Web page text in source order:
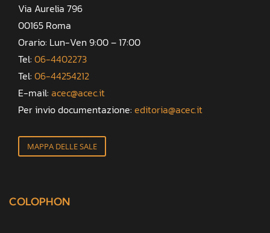
Via Aurelia 796
00165 Roma
Orario: Lun-Ven 9:00 – 17:00
Tel: 06-4402273
Tel: 06-44254212
E-mail: acec@acec.it
Per invio documentazione: editoria@acec.it
MAPPA DELLE SALE
COLOPHON